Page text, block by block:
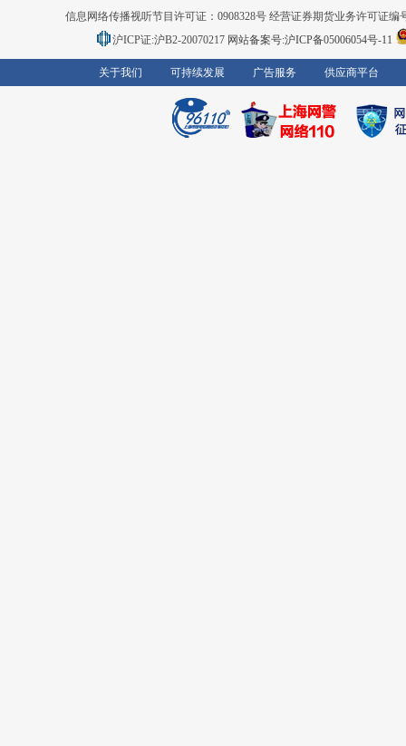
信息网络传播视听节目许可证：0908328号 经营证券期货业务许可证编
沪ICP证:沪B2-20070217 网站备案号:沪ICP备05006054号-11
关于我们 可持续发展 广告服务 供应商平台